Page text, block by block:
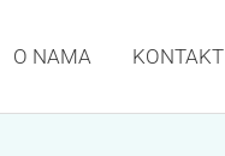
O NAMA KONTAKT